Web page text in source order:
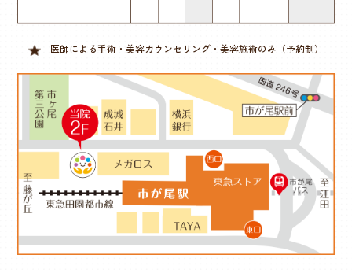
医師による手術・美容カウンセリング・美容施術のみ（予約制）